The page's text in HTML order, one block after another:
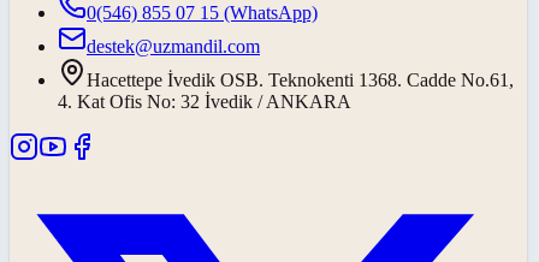
0(546) 855 07 15 (WhatsApp)
destek@uzmandil.com
Hacettepe İvedik OSB. Teknokenti 1368. Cadde No.61,
4. Kat Ofis No: 32 İvedik / ANKARA